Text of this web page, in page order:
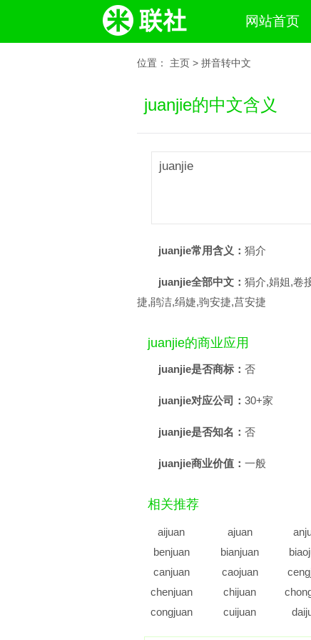
网站首页
位置： 主页 > 拼音转中文
juanjie的中文含义
juanjie
juanjie常用含义： 狷介
juanjie全部中文： 狷介,娟姐,卷
捷,鹃洁,绢婕,驹安捷,莒安捷
juanjie的商业应用
juanjie是否商标： 否
juanjie对应公司： 30+家
juanjie是否知名： 否
juanjie商业价值： 一般
相关推荐
aijuan ajuan
benjuan
bianjuan
canjuan
caojuan
chenjuan
chijuan
congjuan
cuijuan